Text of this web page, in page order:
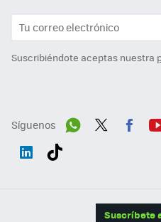
Suscribiéndote aceptas nuestra
Síguenos
Suscríbete